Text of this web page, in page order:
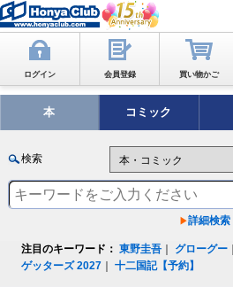
ログイン 会員登録 買い物かご
本 コミック
検索
詳細検索
注目のキーワード： 東野圭吾 グローグー
ゲッターズ 2027 ｜十二国記【予約】